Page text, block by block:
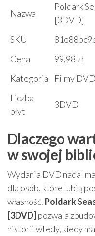
Nazwa
Poldark
[3DVD]
SKU
Cena
99.98 zł
Kategoria
Filmy DVD
Liczba
płyt
3DVD
Dlaczego
w swojej
Wydania DVD nadal
dla osób, które lubią
własność. Poldark
[3DVD] pozwala
historii wtedy, kiedy